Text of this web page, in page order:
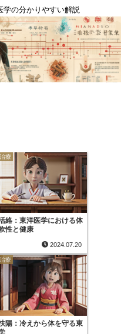
学の分かりやすい解説
療
絡：東洋医学における体
性と健康
2024.07.20
療
陽：冷えから体を守る東